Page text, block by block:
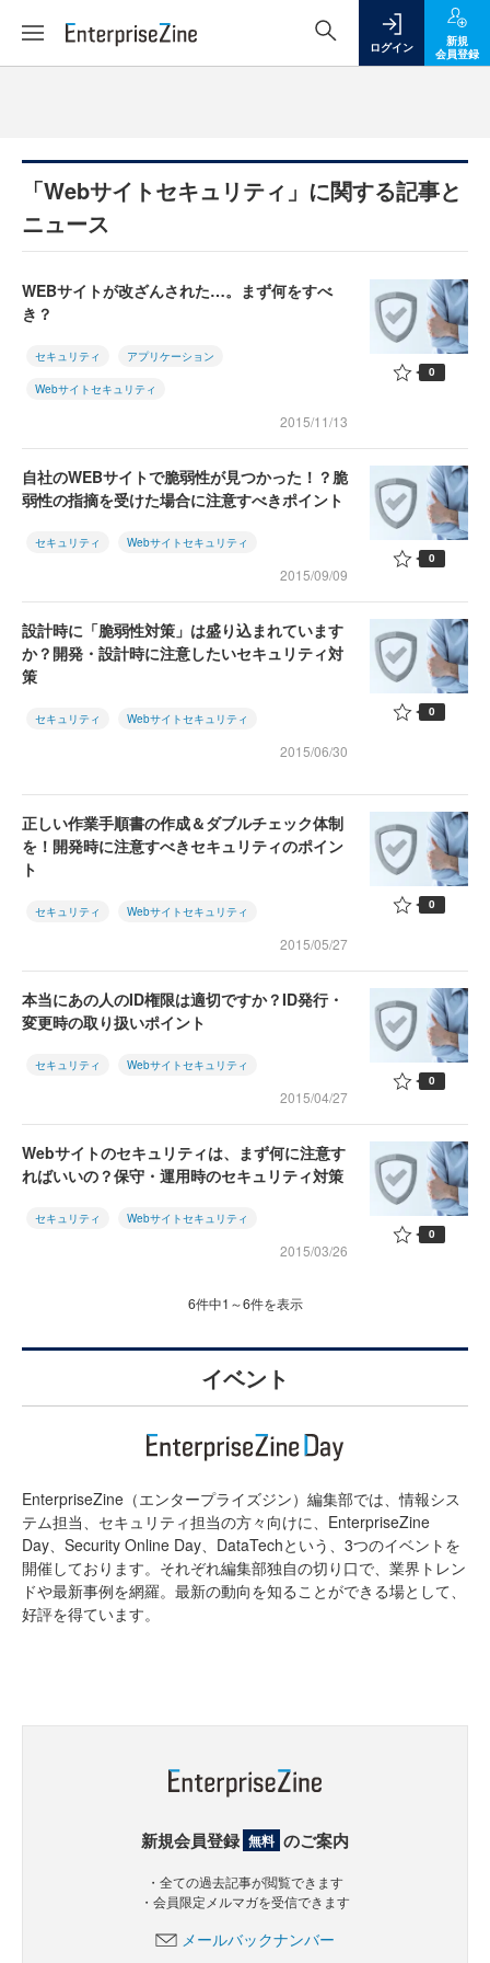
ログイン
新規
会員登録
「Webサイトセキュリティ」に関する記事と
ニュース
WEBサイトが改ざんされた…。まず何をすべ
き？
セキュリティ アプリケーション
Webサイトセキュリティ
2015/11/13
0
自社のWEBサイトで脆弱性が見つかった！？脆
弱性の指摘を受けた場合に注意すべきポイント
セキュリティ Webサイトセキュリティ
2015/09/09
0
設計時に「脆弱性対策」は盛り込まれています
か？開発・設計時に注意したいセキュリティ対
策
セキュリティ Webサイトセキュリティ
2015/06/30
0
正しい作業手順書の作成＆ダブルチェック体制
を！開発時に注意すべきセキュリティのポイン
ト
セキュリティ Webサイトセキュリティ
2015/05/27
0
本当にあの人のID権限は適切ですか？ID発行・
変更時の取り扱いポイント
セキュリティ Webサイトセキュリティ
2015/04/27
0
Webサイトのセキュリティは、まず何に注意す
ればいいの？保守・運用時のセキュリティ対策
セキュリティ Webサイトセキュリティ
2015/03/26
0
6件中1～6件を表示
イベント
EnterpriseZine（エンタープライズジン）編集部では、情報シス
テム担当、セキュリティ担当の方々向けに、EnterpriseZine
Day、Security Online Day、DataTechという、3つのイベントを
開催しております。それぞれ編集部独自の切り口で、業界トレン
ドや最新事例を網羅。最新の動向を知ることができる場として、
好評を得ています。
新規会員登録 無料 のご案内
・全ての過去記事が閲覧できます
・会員限定メルマガを受信できます
メールバックナンバー